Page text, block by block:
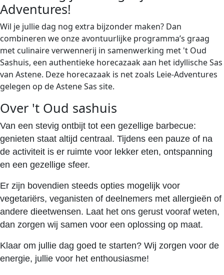
Adventures!
Wil je jullie dag nog extra bijzonder maken? Dan
combineren we onze avontuurlijke programma’s graag
met culinaire verwennerij in samenwerking met 't Oud
Sashuis, een authentieke horecazaak aan het idyllische Sas
van Astene. Deze horecazaak is net zoals Leie-Adventures
gelegen op de Astene Sas site.
Over 't Oud sashuis
Van een stevig ontbijt tot een gezellige barbecue:
genieten staat altijd centraal. Tijdens een pauze of na
de activiteit is er ruimte voor lekker eten, ontspanning
en een gezellige sfeer.
Er zijn bovendien steeds opties mogelijk voor
vegetariërs, veganisten of deelnemers met allergieën of
andere dieetwensen. Laat het ons gerust vooraf weten,
dan zorgen wij samen voor een oplossing op maat.
Klaar om jullie dag goed te starten? Wij zorgen voor de
energie, jullie voor het enthousiasme!